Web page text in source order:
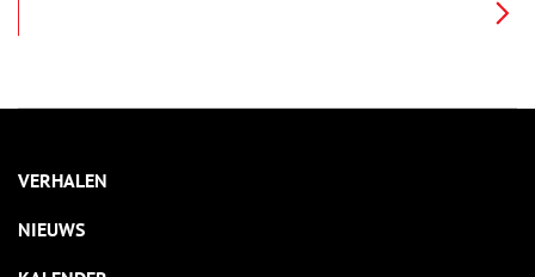
VERHALEN
NIEUWS